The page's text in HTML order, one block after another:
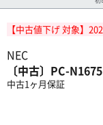
【中古値下げ 対象】
NEC
〔中古〕PC-
中古1ヶ月保証